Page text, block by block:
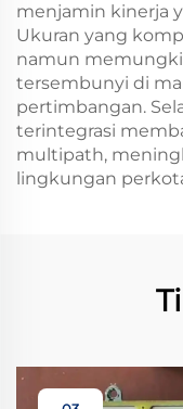
menjamin kinerja
Ukuran yang
namun
tersembunyi di
pertimbangan.
terintegrasi
multipath,
lingkungan